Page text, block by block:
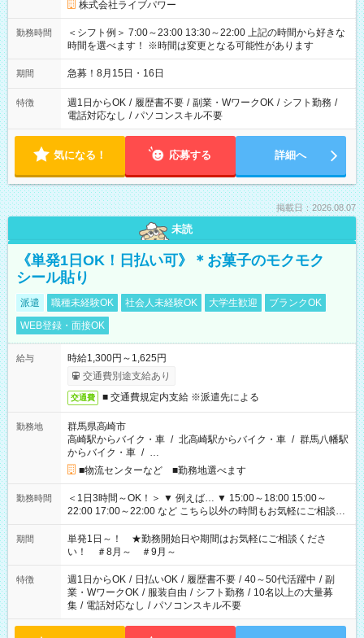
株式会社ライブパワー
勤務時間
＜シフト例＞ 7:00～23:00 13:30～22:00 上記の時間から好きな
時間を選べます！ ※時間は変更となる可能性があります
期間 急募！8月15日・16日
特徴 週1日からOK / 履歴書不要 / 副業・WワークOK / シフト勤務 /
電話対応なし / パソコンスキル不要
気になる！ 応募する 詳細へ
掲載日：2026.08.07
未読
《単発1日OK！日払い可》＊お菓子のモクモク
シール貼り
派遣 職種未経験OK 社会人未経験OK 大学生歓迎
ブランクOK
WEB登録・面接OK
給与
時給1,300円～1,625円
交通費別途支給あり
交通費 ■ 交通費規定内支給 ※派遣先による
勤務地
群馬県高崎市
高崎駅からバイク・車 / 北高崎駅からバイク・車 / 群馬八幡駅
からバイク・車 / …
■物流センターなど ■勤務地選べます
勤務時間
＜1日3時間～OK！＞ ▼ 例えば… ▼ 15:00～18:00 15:00～
22:00 17:00～22:00 など こちら以外の時間もお気軽にご相談く
ださい！
期間
単発1日～！ ★勤務開始日や期間はお気軽にご相談くださ
い！ ＃8月～ ＃9月～
特徴 週1日からOK / 日払いOK / 履歴書不要 / 40～50代活躍中 / 副
業・WワークOK / 服装自由 / シフト勤務 / 10名以上の大量募
集 / 電話対応なし / パソコンスキル不要